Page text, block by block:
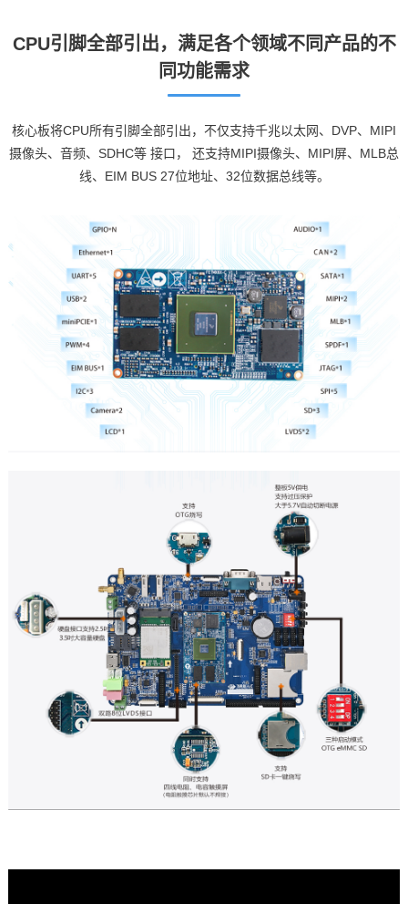
CPU引脚全部引出，满足各个领域不同产品的不
同功能需求
核心板将CPU所有引脚全部引出，不仅支持千兆以太网、DVP、MIPI
摄像头、音频、SDHC等 接口， 还支持MIPI摄像头、MIPI屏、MLB总
线、EIM BUS 27位地址、32位数据总线等。